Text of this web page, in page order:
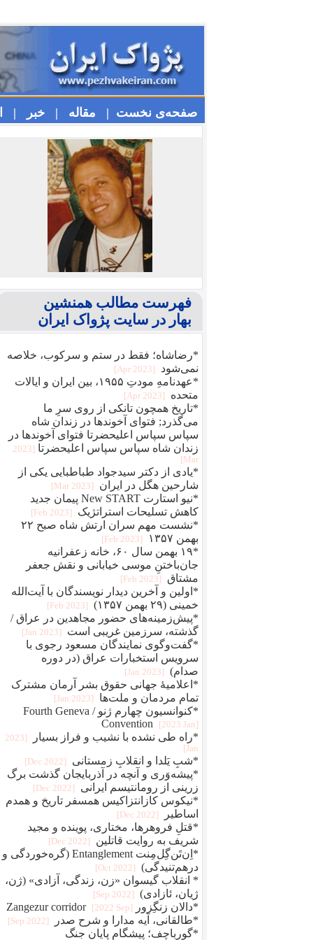
صفحه‌ی نخست | مقاله | خبر |
فهرست مطالب همنشین
بهار در سایت پژواک ایران
*رضاشاه؛ فقط در ستم و سرکوب، خلاصه
نمی‌شود
[2023 Apr]
*عهدنامهِ مودتِ ۱۹۵۵، بین ایران و ایالات
متحده
[2023 Apr]
*تاریخ همچون تانکی از روی سرِ ما
می‌گذرد; فتوای آخوندها در زندان شاه
سپاس سپاس اعلیحضرتا فتوای آخوندها در
زندان شاه سپاس سپاس اعلیحضرتا
[2023
Mar]
*یادی از دکتر سیدجواد طباطبایی یکی از
شارحین هگل در ایران
[2023 Mar]
*نیو استارت New START پیمان جدید
کاهش تسلیحات استراتژیک
[2023 Feb]
*نشست مهم سران ارتش شاه صبح ۲۲
بهمن ۱۳۵۷
[2023 Feb]
*۱۹ بهمن سال ۶۰، خانه زعفرانیه
جان‌باختنِ موسی خیابانی و نقش جعفر
مشتاق
[2023 Feb]
*اولین و آخرین دیدار نویسندگان با آیت‌الله
خمینی (۲۹ بهمن ۱۳۵۷)
[2023 Feb]
*پیش‌زمینه‌های حضور مجاهدین در عراق /
گذشته، سرزمین غریبی است
[2023 Jan]
*گفت‌وگوی نمایندگان مسعود رجوی با
سرویس استخبارات عراق (در دوره
صدام)
[2023 Jan]
*اعلامیهٔ جهانی حقوق بشر آرمان مشترک
تمام مردمان و ملت‌ها
[2023 Jan]
*کنوانسیون چهارم ژنو / Fourth Geneva
Convention
[2023 Jan]
*راه طی نشده با نشیب و فراز بسیار
[2023
Jan]
*شبِ یَلدا و انقلابِ زمستانی [2022 Dec]
*پیشه‌وَری و آنچه در آذربایجان گذشت برگ
زرینی از رومانتیسم ایرانی
[2022 Dec]
*نیکوس کازانتزاکیس همسفر تاریخ و همدم
اساطیر
[2022 Dec]
*قتلِ فروهرها، مختاری، پوینده و مجید
شریف به روایت قاتلین
[2022 Dec]
*اِن‌تَن‌گِل‌مِنت Entanglement (گره‌خوردگی و
درهم‌تنیدگی)
[2022 Oct]
* انقلاب گیسوان «زن، زندگی، آزادی» (ژن،
ژیان، ئازادی)
[2022 Sep]
*دالان زنگِزور Zangezur corridor [2022 Sep]
*طالقانی، آیه مدارا و شرح صدر [2022 Sep]
*گورباچف؛ پیشگام پایان جنگ